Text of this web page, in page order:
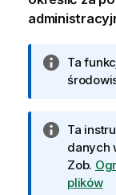
I
n
r
m
a
c
Ta
I
n
f
o
Ta
danych
Zob.
plików